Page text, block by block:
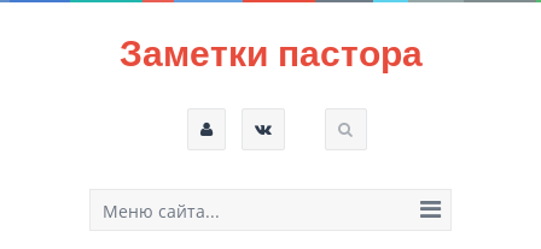
Заметки пастора
Меню сайта...